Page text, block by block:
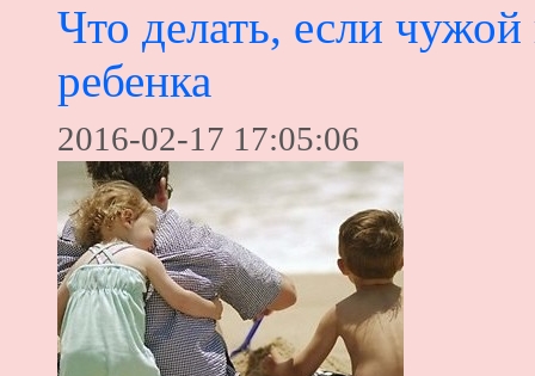
Что делать, если
ребенка
2016-02-17 17:05:06